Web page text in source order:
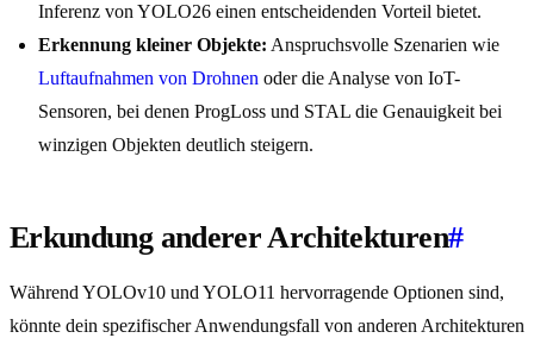
Inferenz von YOLO26 einen entscheidenden Vorteil bietet.
Erkennung kleiner Objekte: Anspruchsvolle Szenarien wie
Luftaufnahmen von Drohnen oder die Analyse von IoT-
Sensoren, bei denen ProgLoss und STAL die Genauigkeit bei
winzigen Objekten deutlich steigern.
Erkundung anderer Architekturen#
Während YOLOv10 und YOLO11 hervorragende Optionen sind,
könnte dein spezifischer Anwendungsfall von anderen Architekturen